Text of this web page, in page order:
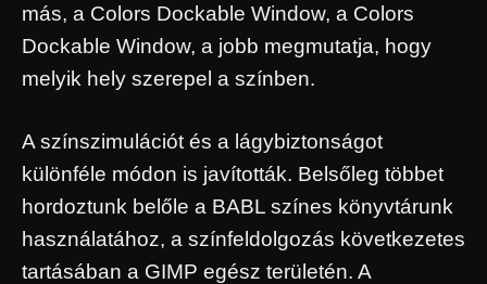
más, a Colors Dockable Window, a Colors
Dockable Window, a jobb megmutatja, hogy
melyik hely szerepel a színben.
A színszimulációt és a lágybiztonságot
különféle módon is javították. Belsőleg többet
hordoztunk belőle a BABL színes könyvtárunk
használatához, a színfeldolgozás következetes
tartásában a GIMP egész területén. A